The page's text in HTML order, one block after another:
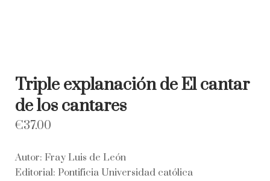
Triple explanación de El cantar
de los cantares
€37.00
Autor: Fray Luis de León
Editorial: Pontificia Universidad católica